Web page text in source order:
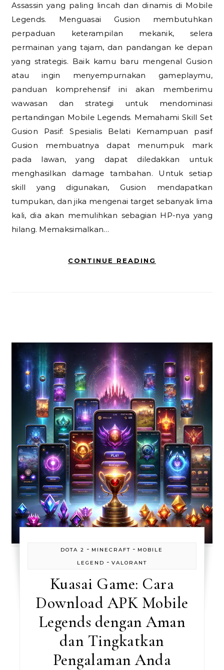
Assassin yang paling lincah dan dinamis di Mobile
Legends. Menguasai Gusion membutuhkan
perpaduan keterampilan mekanik, selera
permainan yang tajam, dan pandangan ke depan
yang strategis. Baik kamu baru mengenal Gusion
atau ingin menyempurnakan gameplaymu,
panduan komprehensif ini akan memberimu
wawasan dan strategi untuk mendominasi
pertandingan Mobile Legends. Memahami Skill Set
Gusion Pasif: Spesialis Belati Kemampuan pasif
Gusion membuatnya dapat menumpuk mark
pada lawan, yang dapat diledakkan untuk
menghasilkan damage tambahan. Untuk setiap
skill yang digunakan, Gusion mendapatkan
tumpukan, dan jika mengenai target sebanyak lima
kali, dia akan memulihkan sebagian HP-nya yang
hilang. Memaksimalkan…
CONTINUE READING
DOTA 2 - MINECRAFT - MOBILE
LEGEND - VALORANT
Kuasai Game: Cara
Download APK Mobile
Legends dengan Aman
dan Tingkatkan
Pengalaman Anda